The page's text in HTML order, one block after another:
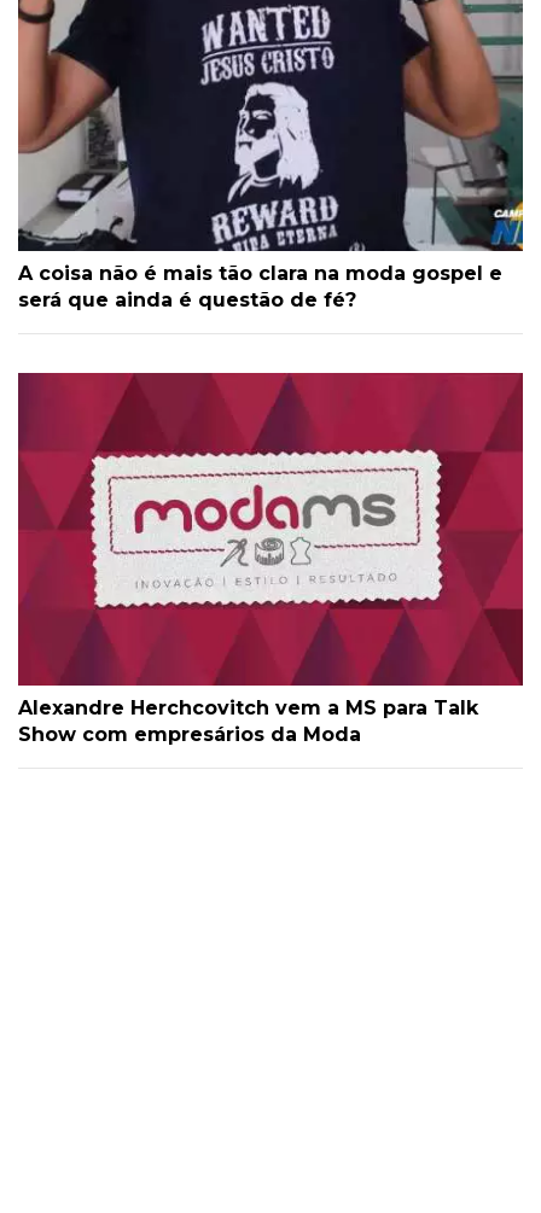
A coisa não é mais tão clara na moda gospel e
será que ainda é questão de fé?
Alexandre Herchcovitch vem a MS para Talk
Show com empresários da Moda